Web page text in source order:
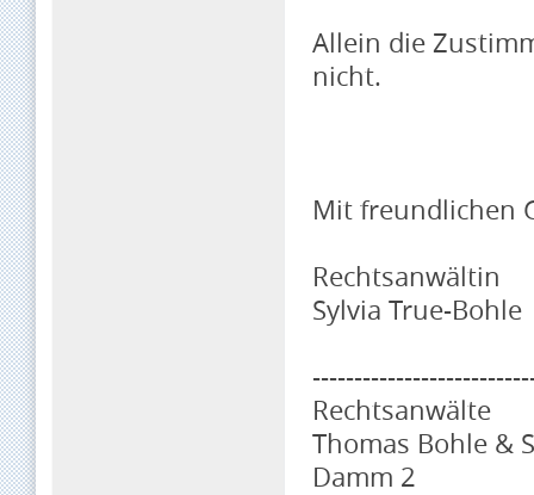
Allein die
nicht.
Mit freundlichen
Rechtsanwältin
Sylvia True-Bohle
Rechtsanwälte
Thomas Bohle &
Damm 2